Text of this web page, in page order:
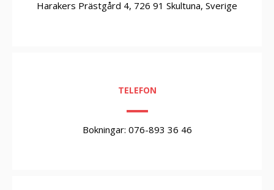
Harakers Prästgård 4, 726 91 Skultuna, Sverige
TELEFON
Bokningar: 076-893 36 46